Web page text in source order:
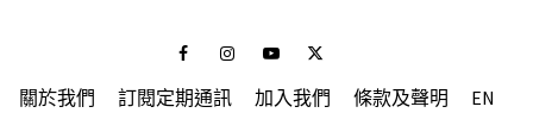
FacebookInstagramYoutubeTwitter
關於我們 訂閱定期通訊 加入我們 條款及聲明 EN